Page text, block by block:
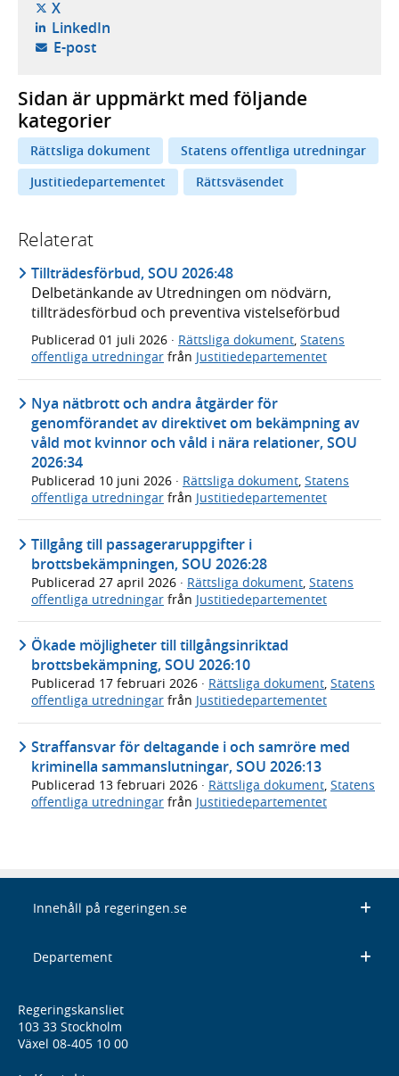
X- öppnas i ny flik, extern webbplats,
LinkedIn- öppnas i ny flik, extern webbplats,
E-post- öppnar din e-postklient,
Sidan är uppmärkt med följande
kategorier
Rättsliga dokument
Statens offentliga utredningar
Justitiedepartementet
Rättsväsendet
Relaterat
Tillträdesförbud, SOU 2026:48
Delbetänkande av Utredningen om nödvärn,
tillträdesförbud och preventiva vistelseförbud
Publicerad 01 juli 2026 · Rättsliga dokument, Statens
offentliga utredningar från Justitiedepartementet
Nya nätbrott och andra åtgärder för
genomförandet av direktivet om bekämpning av
våld mot kvinnor och våld i nära relationer, SOU
2026:34
Publicerad 10 juni 2026 · Rättsliga dokument, Statens
offentliga utredningar från Justitiedepartementet
Tillgång till passageraruppgifter i
brottsbekämpningen, SOU 2026:28
Publicerad 27 april 2026 · Rättsliga dokument Statens
offentliga utredningar från Justitiedepartementet
Ökade möjligheter till tillgångsinriktad
brottsbekämpning, SOU 2026:10
Publicerad 17 februari 2026 · Rättsliga dokument, Statens
offentliga utredningar från Justitiedepartementet
Straffansvar för deltagande i och samröre med
kriminella sammanslutningar, SOU 2026:13
Publicerad 13 februari 2026 · Rättsliga dokument, Statens
offentliga utredningar från Justitiedepartementet
Innehåll på regeringen.se
Departement
Regeringskansliet
103 33 Stockholm
Växel 08-405 10 00